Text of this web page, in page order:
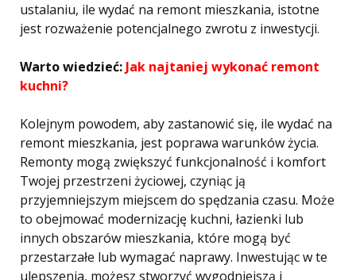
ustalaniu, ile wydać na remont mieszkania, istotne
jest rozważenie potencjalnego zwrotu z inwestycji.
Warto wiedzieć: Jak najtaniej wykonać remont
kuchni?
Kolejnym powodem, aby zastanowić się, ile wydać na
remont mieszkania, jest poprawa warunków życia.
Remonty mogą zwiększyć funkcjonalność i komfort
Twojej przestrzeni życiowej, czyniąc ją
przyjemniejszym miejscem do spędzania czasu. Może
to obejmować modernizację kuchni, łazienki lub
innych obszarów mieszkania, które mogą być
przestarzałe lub wymagać naprawy. Inwestując w te
ulepszenia, możesz stworzyć wygodniejszą i